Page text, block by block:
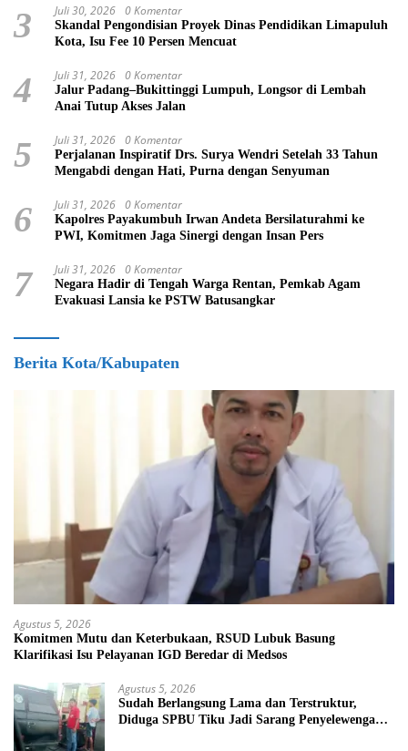
3 Juli 30, 2026 0 Komentar
Skandal Pengondisian Proyek Dinas Pendidikan Limapuluh
Kota, Isu Fee 10 Persen Mencuat
4 Juli 31, 2026 0 Komentar
Jalur Padang–Bukittinggi Lumpuh, Longsor di Lembah
Anai Tutup Akses Jalan
5 Juli 31, 2026 0 Komentar
Perjalanan Inspiratif Drs. Surya Wendri Setelah 33 Tahun
Mengabdi dengan Hati, Purna dengan Senyuman
6 Juli 31, 2026 0 Komentar
Kapolres Payakumbuh Irwan Andeta Bersilaturahmi ke
PWI, Komitmen Jaga Sinergi dengan Insan Pers
7 Juli 31, 2026 0 Komentar
Negara Hadir di Tengah Warga Rentan, Pemkab Agam
Evakuasi Lansia ke PSTW Batusangkar
Berita Kota/Kabupaten
Agustus 5, 2026
Komitmen Mutu dan Keterbukaan, RSUD Lubuk Basung
Klarifikasi Isu Pelayanan IGD Beredar di Medsos
Agustus 5, 2026
Sudah Berlangsung Lama dan Terstruktur,
Diduga SPBU Tiku Jadi Sarang Penyelewengan